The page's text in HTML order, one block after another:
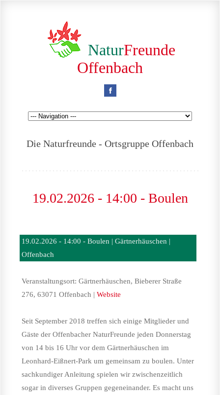
NaturFreunde
Offenbach
Die Naturfreunde - Ortsgruppe Offenbach
19.02.2026 - 14:00 - Boulen
19.02.2026 - 14:00 - Boulen | Gärtnerhäuschen |
Offenbach
Veranstaltungsort: Gärtnerhäuschen, Bieberer Straße
276, 63071 Offenbach | Website
Seit September 2018 treffen sich einige Mitglieder und
Gäste der Offenbacher NaturFreunde jeden Donnerstag
von 14 bis 16 Uhr vor dem Gärtnerhäuschen im
Leonhard-Eißnert-Park um gemeinsam zu boulen. Unter
sachkundiger Anleitung spielen wir zwischenzeitlich
sogar in diverses Gruppen gegeneinander. Es macht uns